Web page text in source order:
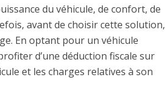
du véhicule, de confort, de
avant de choisir cette solution,
En optant pour un véhicule
d’une déduction fiscale sur
et les charges relatives à son